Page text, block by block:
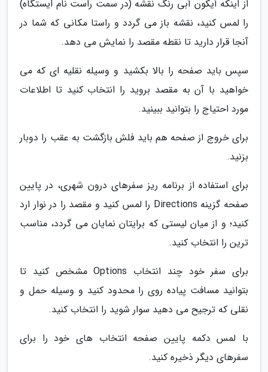
از اینکه آیکون آبی رنگ نقشه (در سمت راست نام ایستگاه)
را لمس کنید، نقشه باز می گردد و راستا مکانی که شما در
آنجا قرار دارید تا نقطه مقصد را نمایش می دهد.
سپس باید صفحه را بالا بکشید و وسیله نقلیه ای که می
خواهید با آن به مقصد بروید را انتخاب کنید تا اطلاعات
مورد احتیاج را بتوانید ببینید.
برای خروج از صفحه هم باید فلش بازگشت به عقب را دوبار
بزنید.
برای استفاده از برنامه ریز سفرهای درون شهری، در پایین
صفحه گزینه Directions را لمس کنید و مقصد را در نوار ارد
کنید؛ و از میان لیستی که برایتان نمایان می گردد، مناسب
ترین را انتخاب کنید.
برای سفر خود چند انتخاب Options مشخص کنید تا
بتوانید مسافت پیاده روی را محدود کنید و وسیله حمل و
نقلی که ترجیح می دهید سوار شوید را انتخاب کنید.
با لمس دکمه پایین صفحه انتخاب های خود را برای
سفرهای دیگر ذخیره کنید.